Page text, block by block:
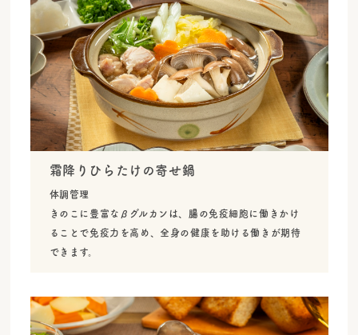
霜降りひらたけの寄せ鍋
体調管理
きのこに豊富なβグルカンは、腸の免疫細胞に働きかけ
ることで免疫力を高め、全身の健康を助ける働きが期待
できます。